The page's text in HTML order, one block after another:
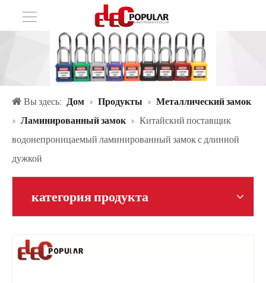
Вы здесь: Дом » Продукты » Металлический замок
» Ламинированный замок » Китайский поставщик
водонепроницаемый ламинированный замок с длинной
дужкой
категория продукта